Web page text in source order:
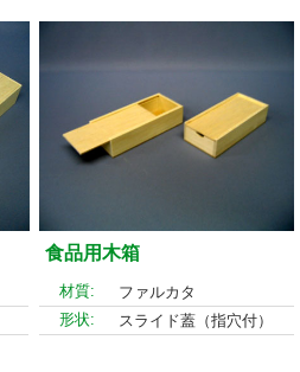
食品用木箱
材質:
ファルカタ
形状:
スライド蓋（指穴付）